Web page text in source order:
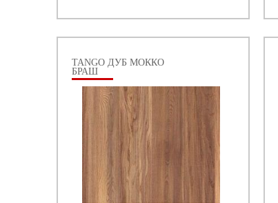
TANGO ДУБ МОККО
БРАШ